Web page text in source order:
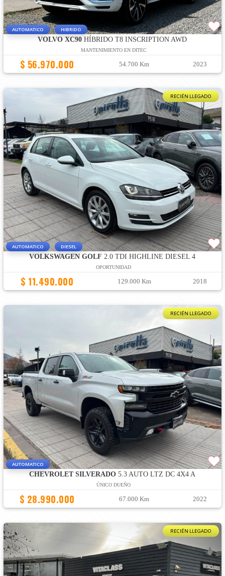
AUTOMATICO HIBRIDO
VOLVO XC90 HÍBRIDO T8 INSCRIPTION AWD
MANTENIMIENTO EN DITEC
$ 56.970.000 54.700 Km 2023
RECIÉN LLEGADO
AUTOMATICO DIESEL
VOLKSWAGEN GOLF 2.0 TDI HIGHLINE DIESEL 4
OPORTUNIDAD
$ 11.490.000 129.000 Km 2018
RECIÉN LLEGADO
AUTOMATICO
CHEVROLET SILVERADO 5.3 AUTO LTZ DC 4X4 A
ÚNICO DUEÑO
$ 28.990.000 67.000 Km 2022
RECIÉN LLEGADO